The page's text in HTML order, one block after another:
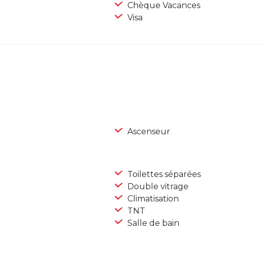
Chèque Vacances
Visa
Ascenseur
Toilettes séparées
Double vitrage
Climatisation
TNT
Salle de bain